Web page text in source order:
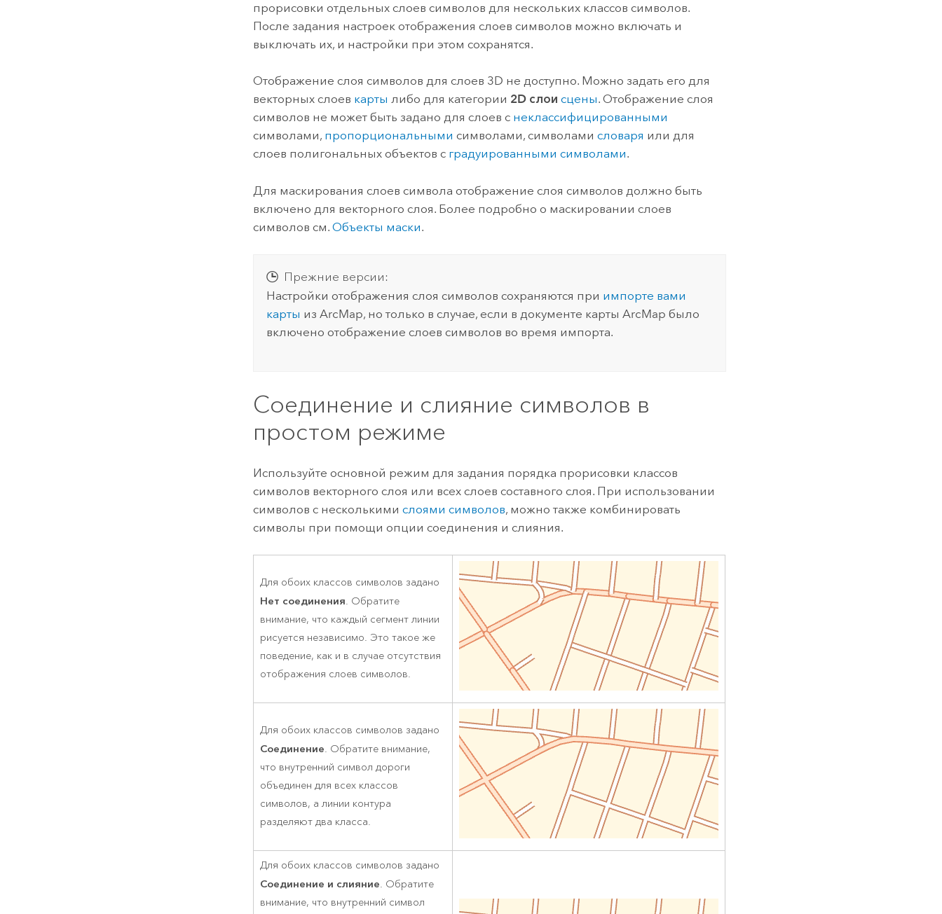
прорисовки отдельных слоев символов для нескольких классов символов.
После задания настроек отображения слоев символов можно включать и
выключать их, и настройки при этом сохранятся.
Отображение слоя символов для слоев 3D не доступно. Можно задать его для
векторных слоев карты либо для категории 2D слои сцены. Отображение слоя
символов не может быть задано для слоев с неклассифицированными
символами, пропорциональными символами, символамисловаря или для
слоев полигональных объектов с градуированными символами.
Для маскирования слоев символа отображение слоя символов должно быть
включено для векторного слоя. Более подробно о маскировании слоев
символов см.Объекты маски.
Прежние версии:
Настройки отображения слоя символов сохраняются при импорте вами
карты из ArcMap, но только в случае, если в документе карты ArcMap было
включено отображение слоев символов во время импорта.
Соединение и слияние символов в
простом режиме
Используйте основной режим для задания порядка прорисовки классов
символов векторного слоя или всех слоев составного слоя. При использовании
символов с несколькимислоями символов, можно также комбинировать
символы при помощи опции соединения и слияния.
Для обоих классов символов задано
Нет соединения. Обратите
внимание, что каждый сегмент линии
рисуется независимо. Это такое же
поведение, как и в случае отсутствия
отображения слоев символов.
Для обоих классов символов задано
Соединение. Обратите внимание,
что внутренний символ дороги
объединен для всех классов
символов, а линии контура
разделяют два класса.
Для обоих классов символов задано
Соединение и слияние. Обратите
внимание, что внутренний символ